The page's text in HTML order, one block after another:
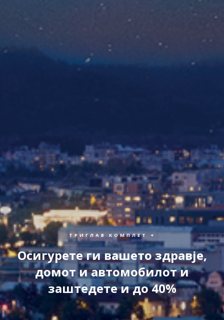
ТРИГЛАВ КОМПЛЕТ +
Осигурете ги вашето здравје,
домот и автомобилот и
заштедете и до 40%